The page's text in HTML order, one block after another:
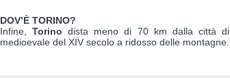
DOV’È TORINO?
Infine,Torino dista meno di 70 km dalla città di
medioevale del XIV secolo a ridosso delle montagne.